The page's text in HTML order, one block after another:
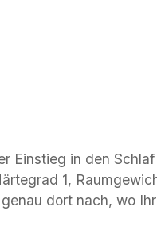
auf 100 % Naturlatex. Die
1,
dort nach, wo